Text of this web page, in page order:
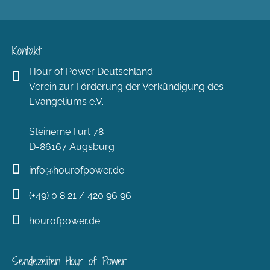
Kontakt
Hour of Power Deutschland
Verein zur Förderung der Verkündigung des
Evangeliums e.V.
Steinerne Furt 78
D-86167 Augsburg
info@hourofpower.de
(+49) 0 8 21 / 420 96 96
hourofpower.de
Sendezeiten Hour of Power